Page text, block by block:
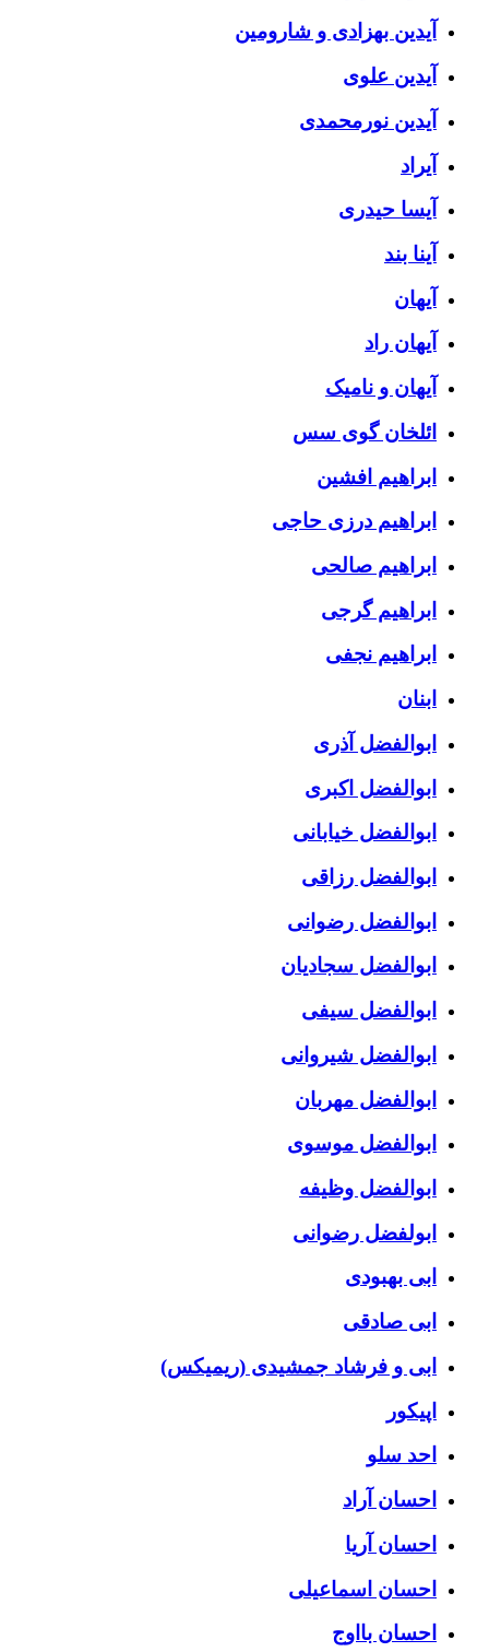
آیدین بهزادی و شارومین
آیدین علوی
آیدین نورمحمدی
آیراد
آیسا حیدری
آینا بند
آیهان
آیهان راد
آیهان و نامیک
ائلخان گوی سس
ابراهیم افشین
ابراهیم درزی حاجی
ابراهیم صالحی
ابراهیم گرجی
ابراهیم نجفی
ابنان
ابوالفضل آذری
ابوالفضل اکبری
ابوالفضل خیابانی
ابوالفضل رزاقی
ابوالفضل رضوانی
ابوالفضل سجادیان
ابوالفضل سیفی
ابوالفضل شیروانی
ابوالفضل مهربان
ابوالفضل موسوی
ابوالفضل وظیفه
ابولفضل رضوانی
ابی بهبودی
ابی صادقی
ابی و فرشاد جمشیدی (ریمیکس)
اپیکور
احد سلو
احسان آراد
احسان آریا
احسان اسماعیلی
احسان بااوج